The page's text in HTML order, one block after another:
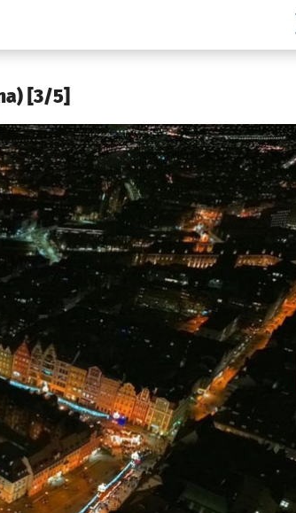
[3/5]